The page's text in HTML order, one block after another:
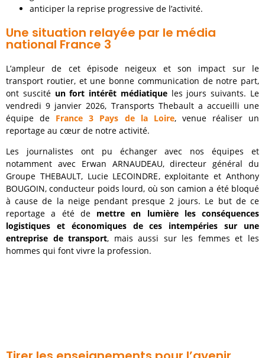
anticiper la reprise progressive de l’activité.
Une situation relayée par le média
national France 3
L’ampleur de cet épisode neigeux et son impact sur le
transport routier, et une bonne communication de notre part,
ont suscitéun fort intérêt médiatiqueles jours suivants. Le
vendredi 9 janvier 2026, Transports Thebault a accueilli une
équipe de France 3 Pays de la Loire, venue réaliser un
reportage au cœur de notre activité.
Les journalistes ont pu échanger avec nos équipes et
notamment avec Erwan ARNAUDEAU, directeur général du
Groupe THEBAULT, Lucie LECOINDRE, exploitante et Anthony
BOUGOIN, conducteur poids lourd, où son camion a été bloqué
à cause de la neige pendant presque 2 jours. Le but de ce
reportage a été de mettre en lumière les conséquences
logistiques et économiques de ces intempéries sur une
entreprise de transport, mais aussi sur les femmes et les
hommes qui font vivre la profession.